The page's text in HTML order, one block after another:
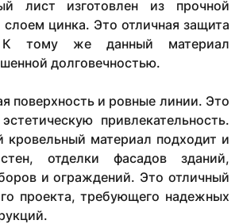
лист изготовлен из прочной
цинка. Это отличная защита
тому же данный материал
долговечностью.
поверхность и ровные линии. Это
привлекательность.
кровельный материал подходит и
отделки фасадов зданий,
и ограждений. Это отличный
проекта, требующего надежных